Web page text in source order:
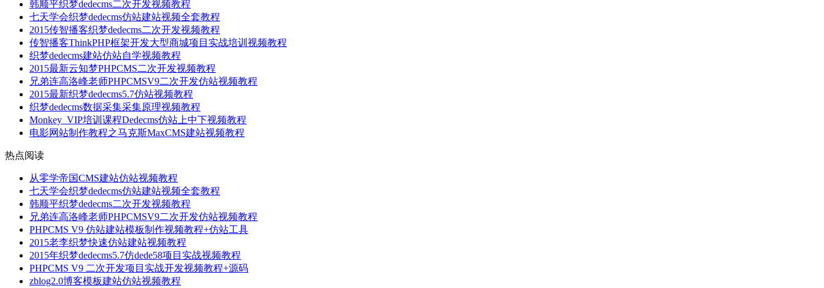
韩顺平织梦dedecms二次开发视频教程
七天学会织梦dedecms仿站建站视频全套教程
2015传智播客织梦dedecms二次开发视频教程
传智播客ThinkPHP框架开发大型商城项目实战培训视频教程
织梦dedecms建站仿站自学视频教程
2015最新云知梦PHPCMS二次开发视频教程
兄弟连高洛峰老师PHPCMSV9二次开发仿站视频教程
2015最新织梦dedecms5.7仿站视频教程
织梦dedecms数据采集采集原理视频教程
Monkey_VIP培训课程Dedecms仿站上中下视频教程
电影网站制作教程之马克斯MaxCMS建站视频教程
热点阅读
从零学帝国CMS建站仿站视频教程
七天学会织梦dedecms仿站建站视频全套教程
韩顺平织梦dedecms二次开发视频教程
兄弟连高洛峰老师PHPCMSV9二次开发仿站视频教程
PHPCMS V9 仿站建站模板制作视频教程+仿站工具
2015老李织梦快速仿站建站视频教程
2015年织梦dedecms5.7仿dede58项目实战视频教程
PHPCMS V9 二次开发项目实战开发视频教程+源码
zblog2.0博客模板建站仿站视频教程